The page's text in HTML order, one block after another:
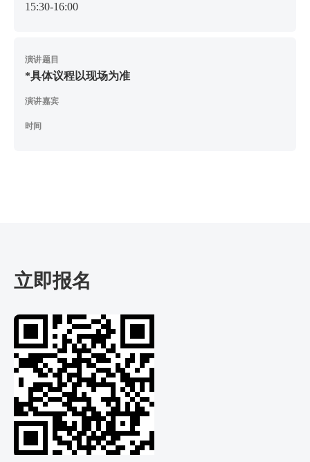
15:30-16:00
演讲题目
*具体议程以现场为准
演讲嘉宾
时间
立即报名